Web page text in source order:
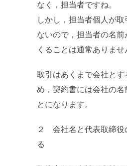
なく，担当者ですね。
しかし，担当者個人が
ないので，担当者の名前
くることは通常ありませ
取引はあくまで会社とす
め，契約書には会社の名
とになります。
２ 会社名と代表取締役
る